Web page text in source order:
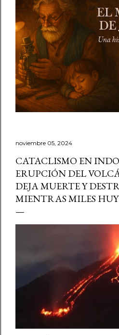
noviembre 05, 2024
CATACLISMO EN
ERUPCIÓN DEL
DEJA MUERTE Y
MIENTRAS MILES